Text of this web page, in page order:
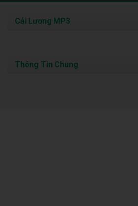
Cải Lương MP3
Thông Tin Chung